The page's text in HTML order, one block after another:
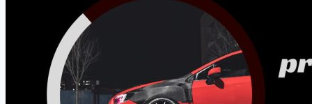
Constructeur
:
Quelle
est
la